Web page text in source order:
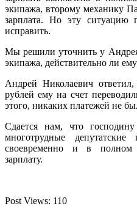
экипажа, второму механику
зарплата. Но эту ситуацию
исправить.
Мы решили уточнить у
экипажа, действительно ли
Андрей Николаевич
рублей ему на счет
этого, никаких платежей не
Сдается нам, что
многотрудные
своевременно и в полном
зарплату.
Post Views: 110